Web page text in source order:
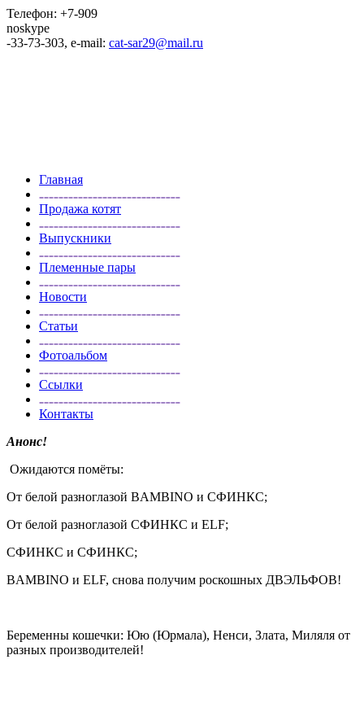
Телефон: +7-909
noskype
-33-73-303, e-mail: cat-sar29@mail.ru
Главная
Продажа котят
Выпускники
Племенные пары
Новости
Статьи
Фотоальбом
Ссылки
Контакты
Анонс!
Ожидаются помёты:
От белой разноглазой BAMBINO и СФИНКС;
От белой разноглазой СФИНКС и ELF;
СФИНКС и СФИНКС;
BAMBINO и ELF, снова получим роскошных ДВЭЛЬФОВ!
Беременны кошечки: Юю (Юрмала), Ненси, Злата, Миляля от
разных производителей!